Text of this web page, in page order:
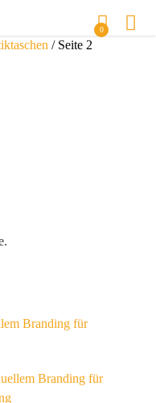
0
/ Seite 2
Branding für